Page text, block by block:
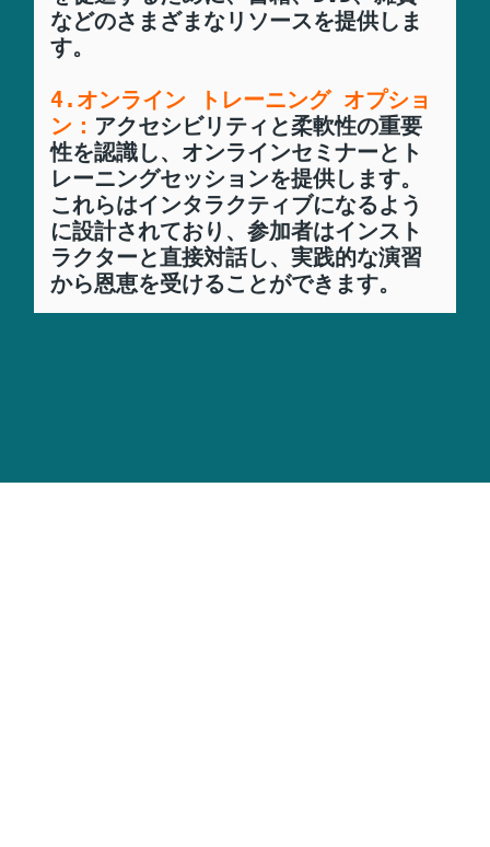
などのさまざまなリソースを提供しま
す。
4.オンライン トレーニング オプショ
ン： アクセシビリティと柔軟性の重要
性を認識し、オンラインセミナーとト
レーニングセッションを提供します。
これらはインタラクティブになるよう
に設計されており、参加者はインスト
ラクターと直接対話し、実践的な演習
から恩恵を受けることができます。